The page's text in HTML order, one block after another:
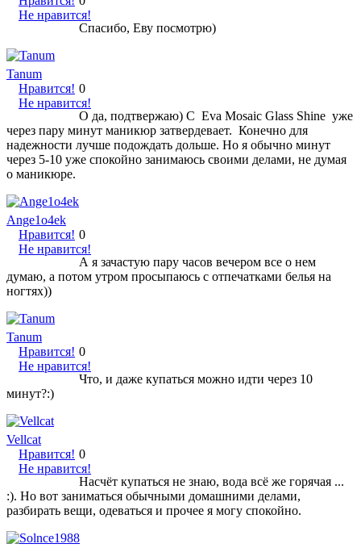
Не нравится!
Спасибо, Еву посмотрю)
Tanum
Нравится!
Не нравится!
0
О да, подтвержаю) С Eva Mosaic Glass Shine уже
через пару минут маникюр затвердевает. Конечно для
надежности лучше подождать дольше. Но я обычно минут
через 5-10 уже спокойно занимаюсь своими делами, не думая
о маникюре.
Ange1o4ek
Нравится!
Не нравится!
0
А я зачастую пару часов вечером все о нем
думаю, а потом утром просыпаюсь с отпечатками белья на
ногтях))
Tanum
Нравится!
Не нравится!
0
Что, и даже купаться можно идти через 10
минут?:)
Vellcat
Нравится!
Не нравится!
0
Насчёт купаться не знаю, вода всё же горячая ...
:). Но вот заниматься обычными домашними делами,
разбирать вещи, одеваться и прочее я могу спокойно.